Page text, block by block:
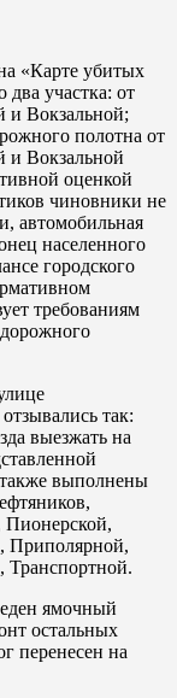
«Карте убитых
участка: от
и Вокзальной;
полотна от
и Вокзальной
оценкой
чиновники не
автомобильная
населенного
городского
требованиям
так:
выезжать на
также выполнены
Пионерской,
Приполярной,
Транспортной.
ямочный
остальных
перенесен на